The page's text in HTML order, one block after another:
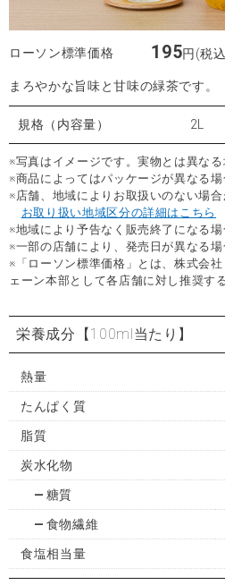
ローソン標準価格 195円(税
まろやかな旨味と甘味の緑茶です。
規格（内容量） 2L
※写真はイメージです。実物とは異なる
※商品によってはパッケージが異なる場
※店舗、地域によりお取扱いのない場合
お取り扱い地域区分の詳細はこちら
※地域により予告なく販売終了になる場
※一部の店舗により、発売日が異なる場
※「ローソン標準価格」とは、株式会
ェーン本部として各店舗に対し推奨す
栄養成分 【100ml当たり】
熱量
たんぱく質
脂質
炭水化物
糖質
食物繊維
食塩相当量